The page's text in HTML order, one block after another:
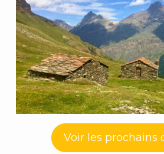
Voir les prochains